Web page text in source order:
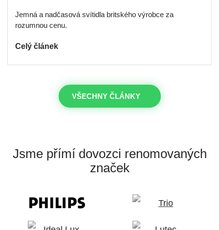
Jemná a nadčasová svítidla britského výrobce za
rozumnou cenu.
Celý článek
VŠECHNY ČLÁNKY
Jsme přímí dovozci renomovaných
značek